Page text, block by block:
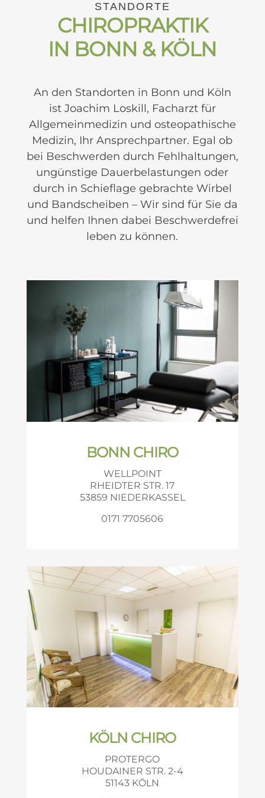
STANDORTE
CHIROPRAKTIK
IN BONN & KÖLN
An den Standorten in Bonn und Köln
ist Joachim Loskill, Facharzt für
Allgemeinmedizin und osteopathische
Medizin, Ihr Ansprechpartner. Egal ob
bei Beschwerden durch Fehlhaltungen,
ungünstige Dauerbelastungen oder
durch in Schieflage gebrachte Wirbel
und Bandscheiben – Wir sind für Sie da
und helfen Ihnen dabei Beschwerdefrei
leben zu können.
BONN CHIRO
WELLPOINT
RHEIDTER STR. 17
53859 NIEDERKASSEL
0171 7705606
KÖLN CHIRO
PROTERGO
HOUDAINER STR. 2-4
51143 KÖLN